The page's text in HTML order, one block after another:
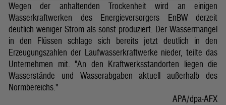
Wegen der anhaltenden Trockenheit wird an einigen
Wasserkraftwerken des Energieversorgers EnBW derzeit
deutlich weniger Strom als sonst produziert. Der Wassermangel
in den Flüssen schlage sich bereits jetzt deutlich in den
Erzeugungszahlen der Laufwasserkraftwerke nieder, teilte das
Unternehmen mit. "An den Kraftwerksstandorten liegen die
Wasserstände und Wasserabgaben aktuell außerhalb des
Normbereichs."
APA/dpa-AFX